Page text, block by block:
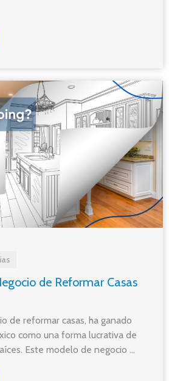
de Reformar Casas
de reformar casas, ha ganado
como una forma lucrativa de
Este modelo de negocio ...